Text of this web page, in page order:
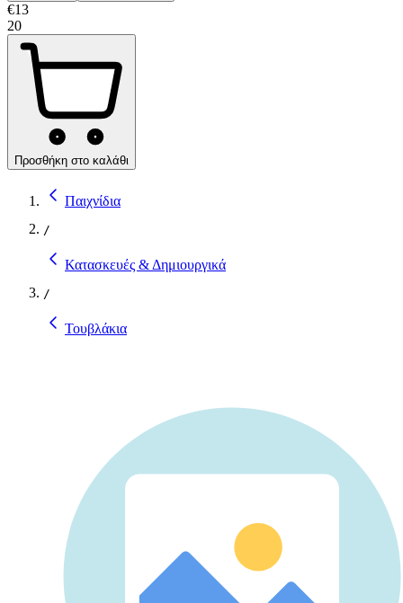
€13
20
Προσθήκη στο καλάθι
Παιχνίδια
/
Κατασκευές & Δημιουργικά
/
Τουβλάκια